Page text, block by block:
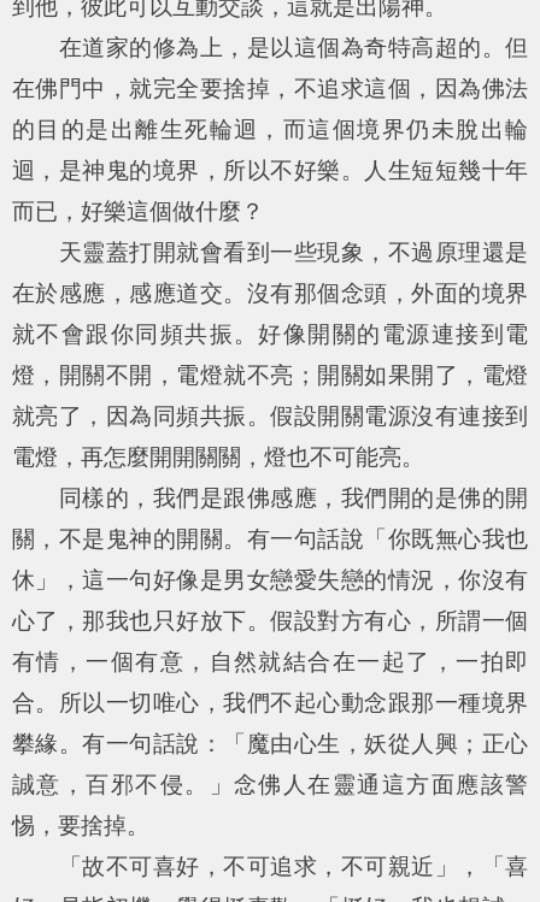
到他，彼此可以互動交談，這就是出陽神。
在道家的修為上，是以這個為奇特高超的。但
在佛門中，就完全要捨掉，不追求這個，因為佛法
的目的是出離生死輪迴，而這個境界仍未脫出輪
迴，是神鬼的境界，所以不好樂。人生短短幾十年
而已，好樂這個做什麼？
天靈蓋打開就會看到一些現象，不過原理還是
在於感應，感應道交。沒有那個念頭，外面的境界
就不會跟你同頻共振。好像開關的電源連接到電
燈，開關不開，電燈就不亮；開關如果開了，電燈
就亮了，因為同頻共振。假設開關電源沒有連接到
電燈，再怎麼開開關關，燈也不可能亮。
同樣的，我們是跟佛感應，我們開的是佛的開
關，不是鬼神的開關。有一句話說「你既無心我也
休」，這一句好像是男女戀愛失戀的情況，你沒有
心了，那我也只好放下。假設對方有心，所謂一個
有情，一個有意，自然就結合在一起了，一拍即
合。所以一切唯心，我們不起心動念跟那一種境界
攀緣。有一句話說：「魔由心生，妖從人興；正心
誠意，百邪不侵。」念佛人在靈通這方面應該警
惕，要捨掉。
「故不可喜好，不可追求，不可親近」，「喜